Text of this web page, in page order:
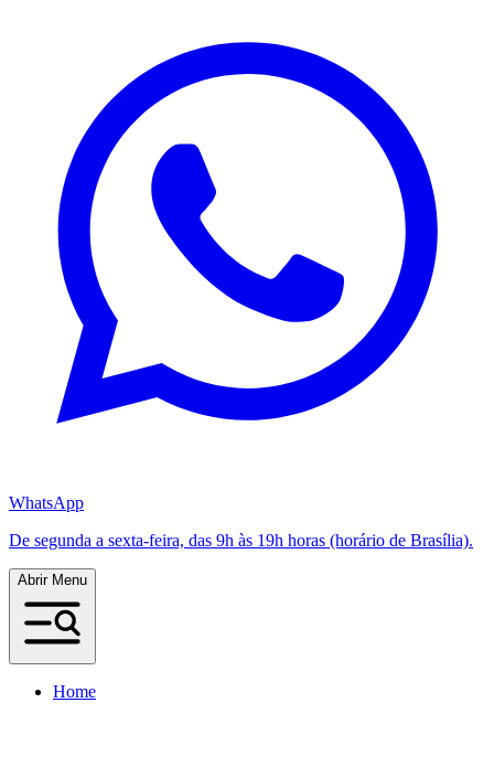
WhatsApp
De segunda a sexta-feira, das 9h às 19h horas (horário de Brasília).
Abrir Menu
Home